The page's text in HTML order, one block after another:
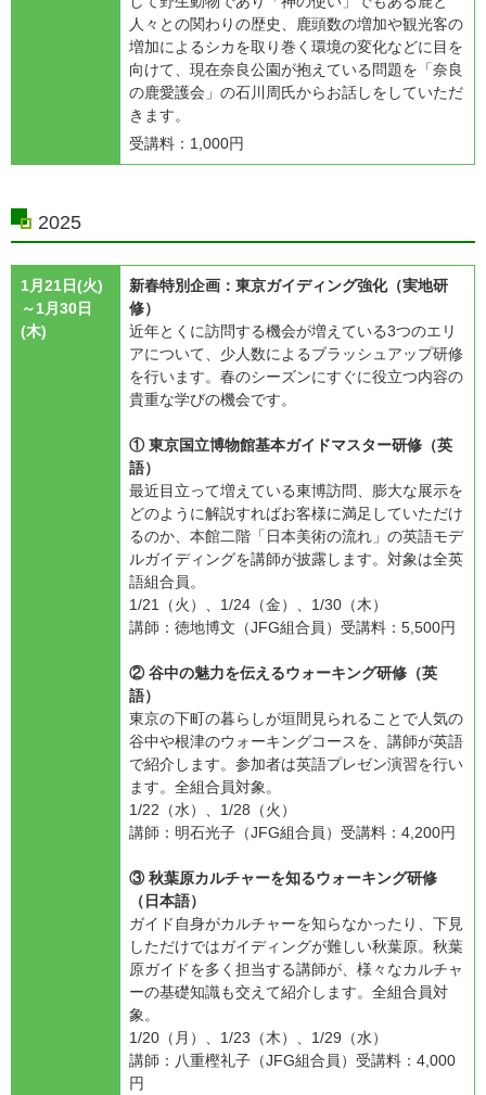
人々との関わりの歴史、鹿頭数の増加や観光客の
増加によるシカを取り巻く環境の変化などに目を
向けて、現在奈良公園が抱えている問題を「奈良
の鹿愛護会」の石川周氏からお話しをしていただ
きます。
受講料：1,000円
2025
1月21日(火)
～1月30日
(木)
新春特別企画：東京ガイディング強化（実地研
修）
近年とくに訪問する機会が増えている3つのエリ
アについて、少人数によるブラッシュアップ研修
を行います。春のシーズンにすぐに役立つ内容の
貴重な学びの機会です。
① 東京国立博物館基本ガイドマスター研修（英
語）
最近目立って増えている東博訪問、膨大な展示を
どのように解説すればお客様に満足していただけ
るのか、本館二階「日本美術の流れ」の英語モデ
ルガイディングを講師が披露します。対象は全英
語組合員。
1/21（火）、1/24（金）、1/30（木）
講師：徳地博文（JFG組合員）受講料：5,500円
② 谷中の魅力を伝えるウォーキング研修（英
語）
東京の下町の暮らしが垣間見られることで人気の
谷中や根津のウォーキングコースを、講師が英語
で紹介します。参加者は英語プレゼン演習を行い
ます。全組合員対象。
1/22（水）、1/28（火）
講師：明石光子（JFG組合員）受講料：4,200円
③ 秋葉原カルチャーを知るウォーキング研修
（日本語）
ガイド自身がカルチャーを知らなかったり、下見
しただけではガイディングが難しい秋葉原。秋葉
原ガイドを多く担当する講師が、様々なカルチャ
ーの基礎知識も交えて紹介します。全組合員対
象。
1/20（月）、1/23（木）、1/29（水）
講師：八重樫礼子（JFG組合員）受講料：4,000
円